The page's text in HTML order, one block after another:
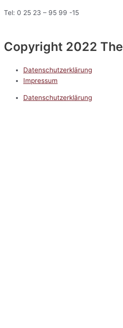
Tel: 0 25 23 – 95 99 -15
Copyright 2022
Datenschutzerklärung
Impressum
Datenschutzerklärung